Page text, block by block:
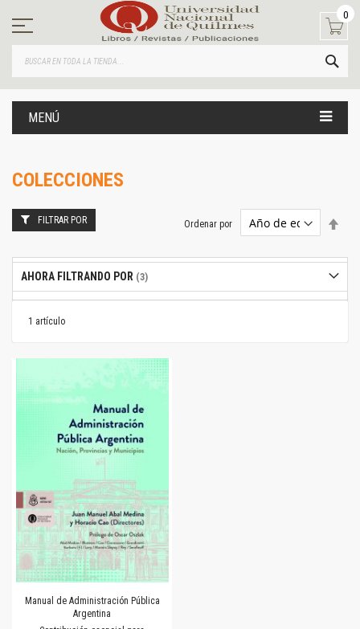
contenido
0
MENÚ
COLECCIONES
1 artículo
Ordenar por
Manual de Administración Pública
Argentina
FILTRAR POR
AHORA FILTRANDO POR